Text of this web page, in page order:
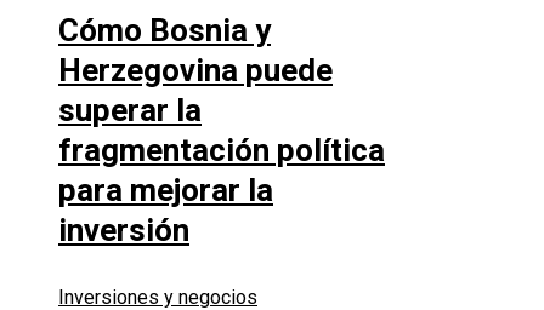
Cómo Bosnia y
Herzegovina puede
superar la
fragmentación política
para mejorar la
inversión
Inversiones y negocios